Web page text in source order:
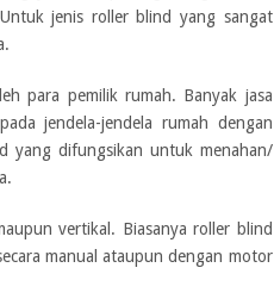
jenis roller blind yang sangat
para pemilik rumah. Banyak jasa
jendela-jendela rumah dengan
yang difungsikan untuk menahan/
vertikal. Biasanya roller blind
manual ataupun dengan motor